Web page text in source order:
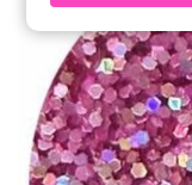
in